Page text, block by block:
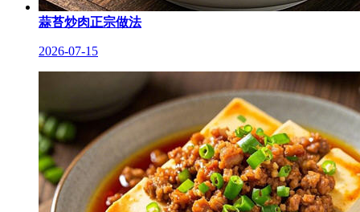
蒜苔炒肉正宗做法
2026-07-15